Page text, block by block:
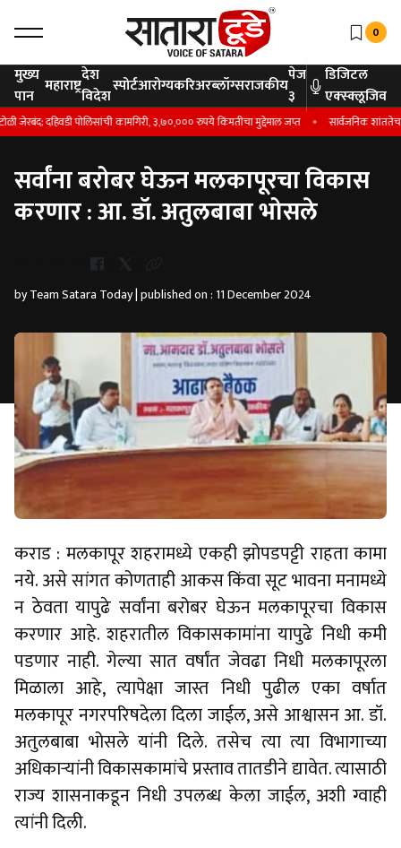
0
मुख्य
पान महाराष्ट्रदेश
विदेशस्पोर्टआरोग्यकरिअरब्लॉग्सराजकीयपेज
३
डिजिटल
एक्स्क्लूजिव
दहिवडी पोलिसांची कामगिरी, ३,७०,००० रुपये किंमतीचा मुद्देमाल जप्त सार्वजनिक शांततेचा
सर्वांना बरोबर घेऊन मलकापूरचा विकास
करणार : आ. डॉ. अतुलबाबा भोसले
by Team Satara Today | published on : 11 December 2024
कराड : मलकापूर शहरामध्ये एकही झोपडपट्टी राहता कामा
नये. असे सांगत कोणताही आकस किंवा सूट भावना मनामध्ये
न ठेवता यापुढे सर्वांना बरोबर घेऊन मलकापूरचा विकास
करणार आहे. शहरातील विकासकामांना यापुढे निधी कमी
पडणार नाही. गेल्या सात वर्षांत जेवढा निधी मलकापूरला
मिळाला आहे, त्यापेक्षा जास्त निधी पुढील एका वर्षात
मलकापूर नगरपरिषदेला दिला जाईल, असे आश्वासन आ. डॉ.
अतुलबाबा भोसले यांनी दिले. तसेच त्या त्या विभागाच्या
अधिकार्‍यांनी विकासकामांचे प्रस्ताव तातडीने द्यावेत. त्यासाठी
राज्य शासनाकडून निधी उपलब्ध केला जाईल, अशी ग्वाही
त्यांनी दिली.